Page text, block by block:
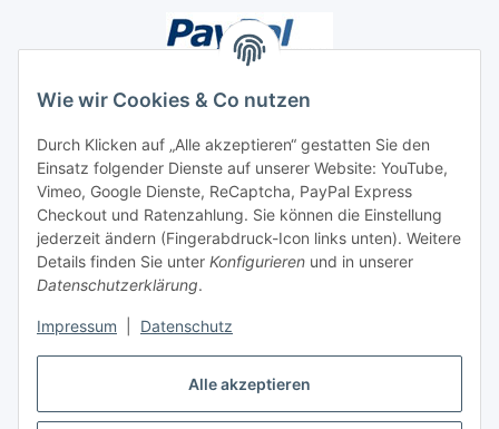
Alle akzeptieren
Wie wir Cookies & Co nutzen
Durch Klicken auf „Alle akzeptieren“ gestatten Sie den
Einsatz folgender Dienste auf unserer Website: YouTube,
Vimeo, Google Dienste, ReCaptcha, PayPal Express
Checkout und Ratenzahlung. Sie können die Einstellung
jederzeit ändern (Fingerabdruck-Icon links unten). Weitere
Details finden Sie unter Konfigurieren und in unserer
Datenschutzerklärung.
Impressum Datenschutz
Unsere Seiten
Social Media
Vertrag widerrufen